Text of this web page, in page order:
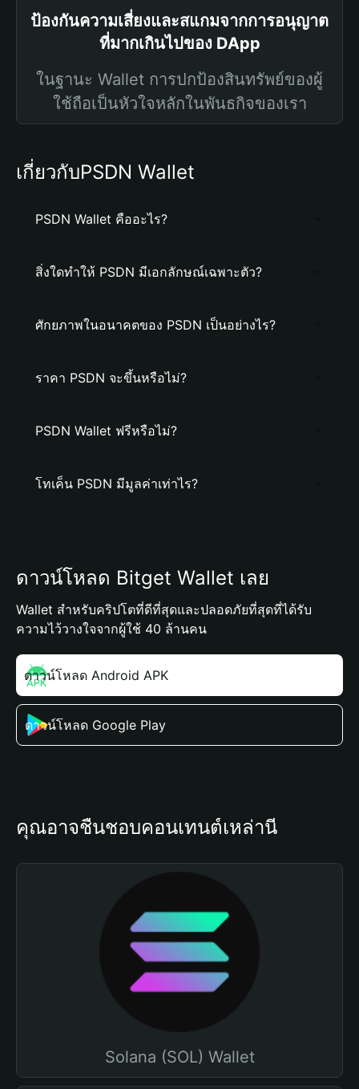
ป้องกันความเสี่ยงและสแกมจากการอนุญาต
ที่มากเกินไปของ DApp
ในฐานะ Wallet การปกป้องสินทรัพย์ของผู้
ใช้ถือเป็นหัวใจหลักในพันธกิจของเรา
เกี่ยวกับPSDN Wallet
PSDN Wallet คืออะไร?
สิ่งใดทำให้ PSDN มีเอกลักษณ์เฉพาะตัว?
ศักยภาพในอนาคตของ PSDN เป็นอย่างไร?
ราคา PSDN จะขึ้นหรือไม่?
PSDN Wallet ฟรีหรือไม่?
โทเค็น PSDN มีมูลค่าเท่าไร?
ดาวน์โหลด Bitget Wallet เลย
Wallet สำหรับคริปโตที่ดีที่สุดและปลอดภัยที่สุดที่ได้รับ
ความไว้วางใจจากผู้ใช้ 40 ล้านคน
ดาวน์โหลด Android APK
ดาวน์โหลด Google Play
คุณอาจชื่นชอบคอนเทนต์เหล่านี้
Solana (SOL) Wallet